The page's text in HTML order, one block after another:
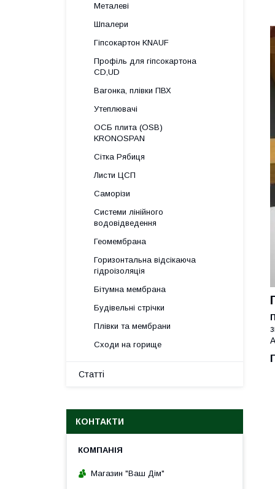
Металеві
Шпалери
Гіпсокартон KNAUF
Профіль для гіпсокартона
CD,UD
Вагонка, плівки ПВХ
Утеплювачі
ОСБ плита (OSB)
KRONOSPAN
Сітка Рябиця
Листи ЦСП
Саморізи
Системи лінійного
водовідведення
Геомембрана
Горизонтальна відсікаюча
гідроізоляція
Бітумна мембрана
Будівельні стрічки
Плівки та мембрани
Сходи на горище
Статті
КОНТАКТИ
Магазин "Ваш Дім"